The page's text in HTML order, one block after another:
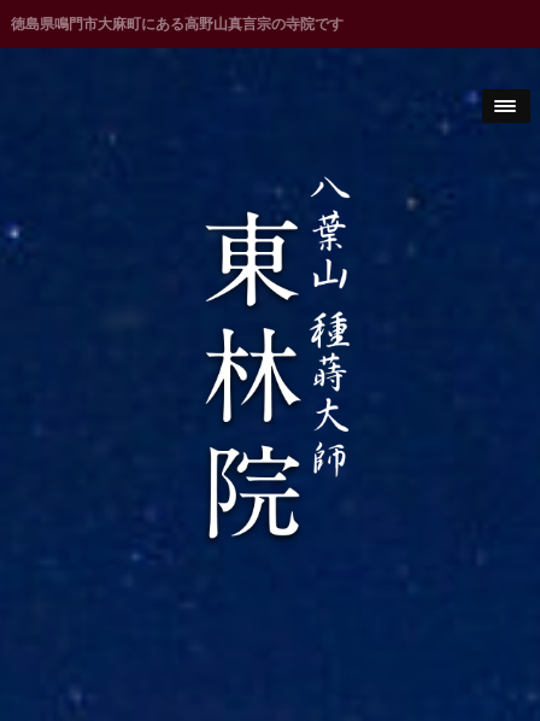
徳島県鳴門市大麻町にある高野山真言宗の寺院です